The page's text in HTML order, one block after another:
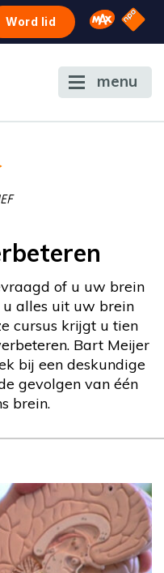
Word lid Omroep
NPO
menu
of u uw brein
alles uit uw brein
cursus krijgt u tien
Bart Meijer
bij een deskundige
gevolgen van één
brein.